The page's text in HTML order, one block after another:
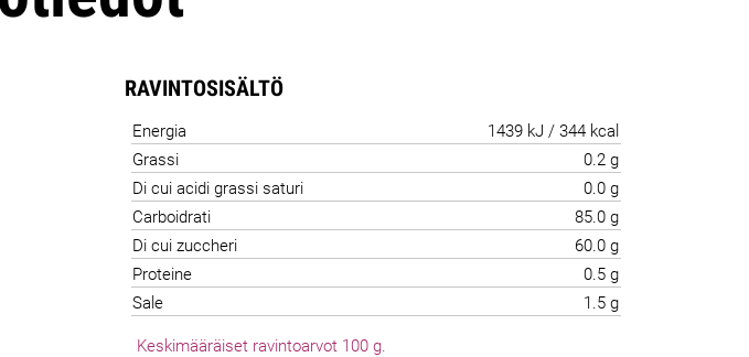
RAVINTOSISÄLTÖ
Energia
1439 kJ / 344 kcal
Grassi
0.2 g
Di cui acidi grassi saturi
0.0 g
Carboidrati
85.0 g
Di cui zuccheri
60.0 g
Proteine
0.5 g
Sale
1.5 g
Keskimääräiset ravintoarvot 100 g.